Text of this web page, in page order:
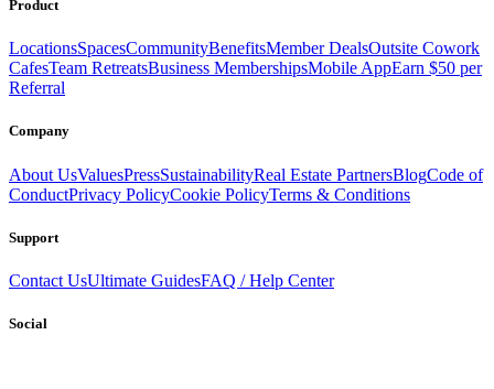
Product
LocationsSpacesCommunityBenefitsMember DealsOutsite Cowork
CafesTeam RetreatsBusiness MembershipsMobile AppEarn $50 per
Referral
Company
About UsValuesPressSustainabilityReal Estate PartnersBlogCode of
ConductPrivacy PolicyCookie PolicyTerms & Conditions
Support
Contact UsUltimate GuidesFAQ / Help Center
Social